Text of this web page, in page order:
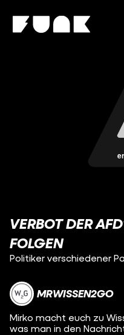
VERBOT DER
FOLGEN
MRWISSEN2GO
Mirko macht euch zu
was man in den